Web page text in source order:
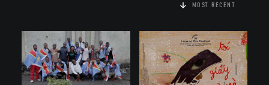
MOST RECENT